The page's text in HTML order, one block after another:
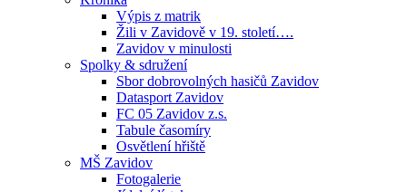
Výpis z matrik
Žili v Zavidově v 19. století….
Zavidov v minulosti
Spolky & sdružení
Sbor dobrovolných hasičů Zavidov
Datasport Zavidov
FC 05 Zavidov z.s.
Tabule časomíry
Osvětlení hřiště
MŠ Zavidov
Fotogalerie